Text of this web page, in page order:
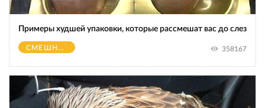
Примеры худшей упаковки, которые рассмешат вас до слез
СМЕШНОЕ 358167